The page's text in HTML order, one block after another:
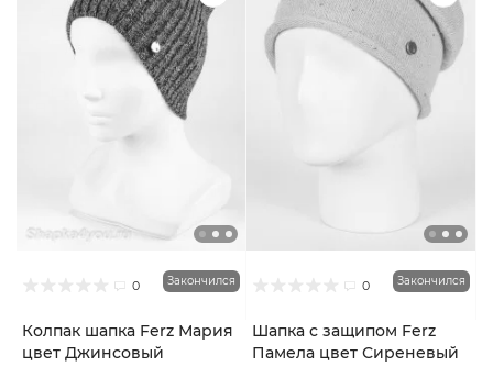
0 Закончился
Колпак шапка Ferz Мария
цвет Джинсовый
0 Закончился
Шапка с защипом Ferz
Памела цвет Сиреневый